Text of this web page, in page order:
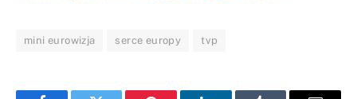
mini eurowizja serce europy tvp